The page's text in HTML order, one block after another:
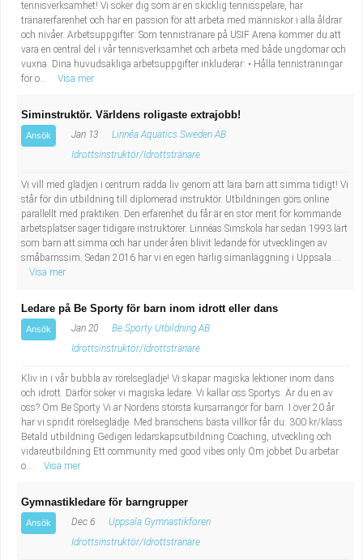
tennisverksamhet! Vi söker dig som är en skicklig tennisspelare, har
tränarerfarenhet och har en passion för att arbeta med människor i alla åldrar
och nivåer. Arbetsuppgifter: Som tennistränare på USIF Arena kommer du att
vara en central del i vår tennisverksamhet och arbeta med både ungdomar och
vuxna. Dina huvudsakliga arbetsuppgifter inkluderar: • Hålla tennisträningar
för o...
Visa mer
Siminstruktör. Världens roligaste extrajobb!
Ansök Jan 13
Linnéa Aquatics Sweden AB
Idrottsinstruktör/Idrottstränare
Vi vill med glädjen i centrum rädda liv genom att lära barn att simma tidigt! Vi
står för din utbildning till diplomerad instruktör. Utbildningen görs online
parallellt med praktiken. Den erfarenhet du får är en stor merit för kommande
arbetsplatser säger tidigare instruktörer. Linnéas Simskola har sedan 1993 lärt
som barn att simma och har under åren blivit ledande för utvecklingen av
småbarnssim. Sedan 2016 har vi en egen härlig simanläggning i Uppsala....
Visa mer
Ledare på Be Sporty för barn inom idrott eller dans
Ansök Jan 20
Be Sporty Utbildning AB
Idrottsinstruktör/Idrottstränare
Kliv in i vår bubbla av rörelseglädje! Vi skapar magiska lektioner inom dans
och idrott. Därför söker vi magiska ledare. Vi kallar oss Sportys. Är du en av
oss? Om Be Sporty Vi är Nordens största kursarrangör för barn. I över 20 år
har vi spridit rörelseglädje. Med branschens bästa villkor får du: 300 kr/klass
Betald utbildning Gedigen ledarskapsutbildning Coaching, utveckling och
vidareutbildning Ett community med good vibes only Om jobbet Du arbetar
o...
Visa mer
Gymnastikledare för barngrupper
Ansök Dec 6
Uppsala Gymnastikfören
Idrottsinstruktör/Idrottstränare